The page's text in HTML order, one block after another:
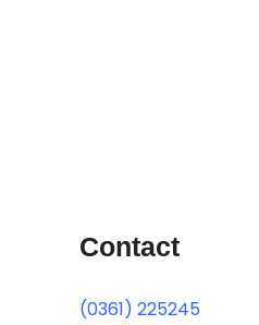
Contact
(0361) 225245